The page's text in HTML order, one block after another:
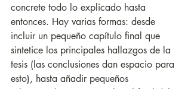
concrete todo lo explicado hasta
entonces. Hay varias formas: desde
incluir un pequeño capítulo final que
sintetice los principales hallazgos de la
tesis (las conclusiones dan espacio para
esto), hasta añadir pequeños